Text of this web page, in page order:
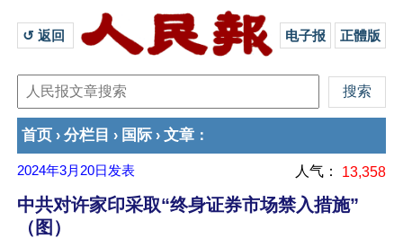
↺ 返回 电子报 正體版
首页 › 分栏目 › 国际 › 文章 ：
2024年3月20日 发表 人气： 13,358
中共对许家印采取“终身证券市场禁入措施”
（图）